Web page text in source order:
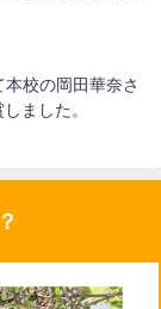
本校の岡田華奈さ
ました。